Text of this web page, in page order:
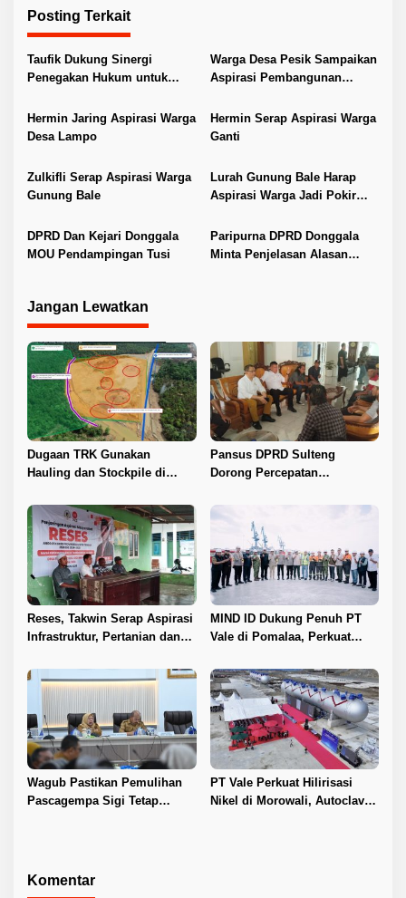
g
a
s
p
s
Posting Terkait
Taufik Dukung Sinergi
Penegakan Hukum untuk
Warga Desa Pesik Sampaikan
Aspirasi Pembangunan
Hermin Jaring Aspirasi Warga
Desa Lampo
Hermin Serap Aspirasi Warga
Ganti
Zulkifli Serap Aspirasi Warga
Gunung Bale
Lurah Gunung Bale Harap
Aspirasi Warga Jadi Pokir
DPRD Dan Kejari Donggala
MOU Pendampingan Tusi
Paripurna DPRD Donggala
Minta Penjelasan Alasan
Jangan Lewatkan
Dugaan TRK Gunakan
Hauling dan Stockpile di
Antam Buka Peta IUP
Pansus DPRD Sulteng
Dorong Percepatan
Sawit di Toli-Toli
Reses, Takwin Serap Aspirasi
Infrastruktur, Pertanian dan
MIND ID Dukung Penuh PT
Vale di Pomalaa, Perkuat
Hilirisasi Nikel
Wagub Pastikan Pemulihan
Pascagempa Sigi Tetap
PT Vale Perkuat Hilirisasi
Nikel di Morowali, Autoclave
Komentar